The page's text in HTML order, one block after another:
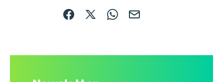
Partager sur Facebook (nouvelle fenêtre)
Partager sur X / Twitter (nouvelle
Partager sur WhatsApp
Partager par mail